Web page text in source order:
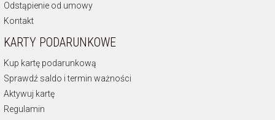
Odstąpienie od umowy
Kontakt
KARTY PODARUNKOWE
Kup kartę podarunkową
Sprawdź saldo i termin ważności
Aktywuj kartę
Regulamin